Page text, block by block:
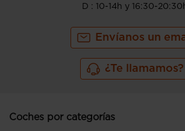
D : 10-14h y 16:30-
Envíanos un
¿Te llamamos?
Coches por categorías